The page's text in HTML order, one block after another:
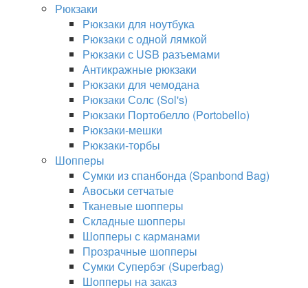
Рюкзаки
Рюкзаки для ноутбука
Рюкзаки с одной лямкой
Рюкзаки с USB разъемами
Антикражные рюкзаки
Рюкзаки для чемодана
Рюкзаки Солс (Sol's)
Рюкзаки Портобелло (Portobello)
Рюкзаки-мешки
Рюкзаки-торбы
Шопперы
Сумки из спанбонда (Spanbond Bag)
Авоськи сетчатые
Тканевые шопперы
Складные шопперы
Шопперы с карманами
Прозрачные шопперы
Сумки Супербэг (Superbag)
Шопперы на заказ